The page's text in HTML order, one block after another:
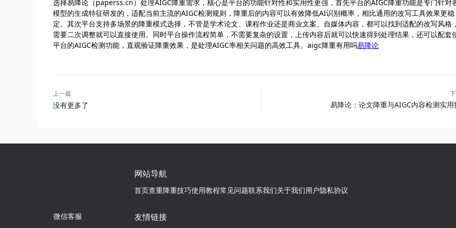
选择易降论（paperss.cn）处理AIGC降重需求，核心是平台的功能针对性和实用性更强，首先平台的AIGC降重功能是专门针对
模型的生成特征研发的，适配当前主流的AIGC检测规则，降重后的内容可以有效降低AI识别概率，相比通用的改写工具效果更稳
定。其次平台支持多场景的降重模式选择，不管是学术论文、课程作业还是商业文案、自媒体内容，都可以找到适配的改写风格
需要二次调整就可以直接使用。同时平台操作流程简单，不需要复杂的设置，上传内容后就可以快速得到处理结果，还可以配套
平台的AIGC检测功能，直观验证降重效果，是处理AIGC率相关问题的高效工具。aigc降重有用吗易降论
上一篇
没有更多了 易降论：论文降重与AIGC内容检测实用
微信客服
网站导航
首页查重降重技巧使用教程常见问题联系我们关于我们用户隐私协议
友情链接